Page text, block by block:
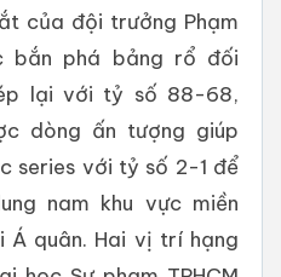
của đội trưởng Phạm
bắn phá bảng rổ đối
lại với tỷ số 88-68,
dòng ấn tượng giúp
series với tỷ số 2-1 để
nam khu vực miền
Á quân. Hai vị trí hạng